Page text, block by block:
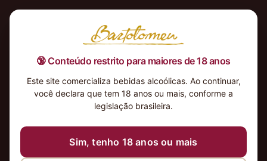
🔞 Conteúdo restrito para maiores de 18 anos
Este site comercializa bebidas alcoólicas. Ao continuar,
você declara que tem 18 anos ou mais, conforme a
legislação brasileira.
Sim, tenho 18 anos ou mais